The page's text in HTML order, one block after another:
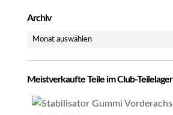
Archiv
Archiv
Meistverkaufte Teile im Club-Teilelager